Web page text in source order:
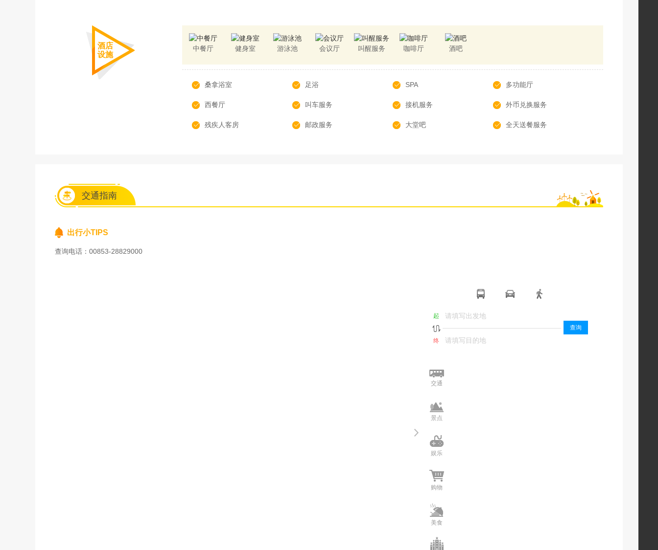
酒店
设施
中餐厅 健身室 游泳池 会议厅 叫醒服务 咖啡厅 酒吧
桑拿浴室 足浴 SPA 多功能厅
西餐厅 叫车服务 接机服务 外币兑换服务
残疾人客房 邮政服务 大堂吧 全天送餐服务
交通指南
出行小TIPS
查询电话：00853-28829000
起
终
查询
交通
景点
娱乐
购物
美食